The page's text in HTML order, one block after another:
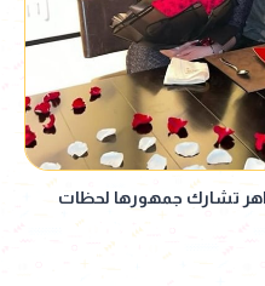
تشارك جمهورها لحظات